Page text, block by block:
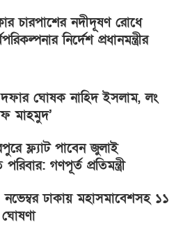
চারপাশের নদীদূষণ রোধে
নির্দেশ প্রধানমন্ত্রীর
দফার ঘোষক নাহিদ ইসলাম, লং
মাহমুদ’
ফ্ল্যাট পাবেন জুলাই
গণপূর্ত প্রতিমন্ত্রী
ঢাকায় মহাসমাবেশসহ ১১